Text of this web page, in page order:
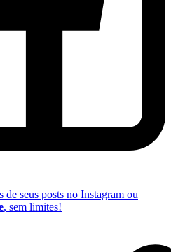
de seus posts no Instagram ou
, sem limites!